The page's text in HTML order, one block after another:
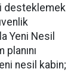
desteklemek
Yeni Nesil
planını
nesil kabin;